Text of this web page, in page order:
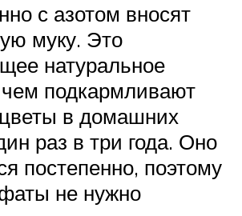
с азотом вносят
муку. Это
натуральное
подкармливают
в домашних
раз в три года. Оно
постепенно, поэтому
не нужно